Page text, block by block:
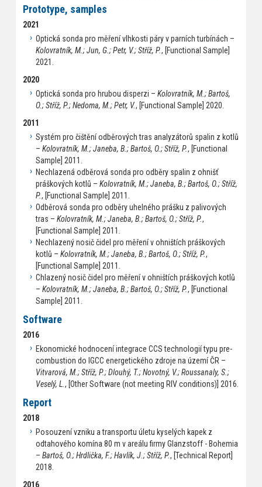
Prototype, samples
2021
Optická sonda pro měření vlhkosti páry v parních turbínách –
Kolovratník, M.; Jun, G.; Petr, V.; Stříž, P., [Functional Sample]
2021.
2020
Optická sonda pro hrubou disperzi – Kolovratník, M.; Bartoš,
O.; Stříž, P.; Nedoma, M.; Petr, V., [Functional Sample] 2020.
2011
Systém pro čištění odběrových tras analyzátorů spalin z kotlů
– Kolovratník, M.; Janeba, B.; Bartoš, O.; Stříž, P., [Functional
Sample] 2011.
Nechlazená odběrová sonda pro odběry spalin z ohnišť
práškových kotlů – Kolovratník, M.; Janeba, B.; Bartoš, O.; Stříž,
P., [Functional Sample] 2011.
Odběrová sonda pro odběry uhelného prášku z palivových
tras – Kolovratník, M.; Janeba, B.; Bartoš, O.; Stříž, P.,
[Functional Sample] 2011.
Nechlazený nosič čidel pro měření v ohništích práškových
kotlů – Kolovratník, M.; Janeba, B.; Bartoš, O.; Stříž, P.,
[Functional Sample] 2011.
Chlazený nosič čidel pro měření v ohništích práškových kotlů
– Kolovratník, M.; Janeba, B.; Bartoš, O.; Stříž, P., [Functional
Sample] 2011.
Software
2016
Ekonomické hodnocení integrace CCS technologií typu pre-
combustion do IGCC energetického zdroje na území ČR –
Vitvarová, M.; Stříž, P.; Dlouhý, T.; Novotný, V.; Roussanaly, S.;
Veselý, L., [Other Software (not meeting RIV conditions)] 2016.
Report
2018
Posouzení vzniku a transportu úletu kyselých kapek z
odtahového komína 80 m v areálu firmy Glanzstoff - Bohemia
– Bartoš, O.; Hrdlička, F.; Havlík, J.; Stříž, P., [Technical Report]
2018.
2016